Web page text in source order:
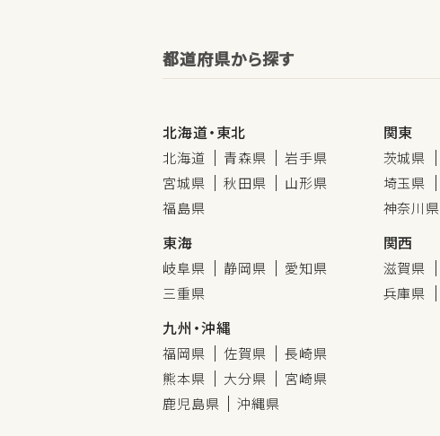
都道府県から探す
北海道・東北
北海道 青森県
岩手県
宮城県
秋田県
山形県
福島県
関東
茨城県
埼玉県
神奈川県
東海
岐阜県 静岡県
愛知県
三重県
関西
滋賀県
兵庫県
九州・沖縄
福岡県 佐賀県
長崎県
熊本県
大分県
宮崎県
鹿児島県
沖縄県